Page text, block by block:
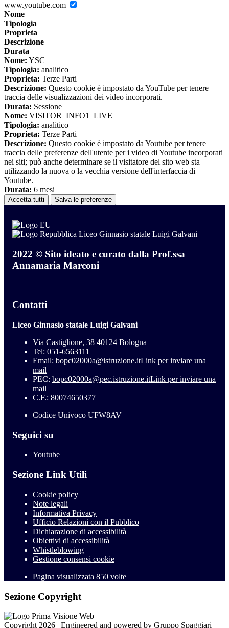
www.youtube.com
Nome
Tipologia
Proprieta
Descrizione
Durata
Nome: YSC
Tipologia: analitico
Proprieta: Terze Parti
Descrizione: Questo cookie è impostato da YouTube per tenere
traccia delle visualizzazioni dei video incorporati.
Durata: Sessione
Nome: VISITOR_INFO1_LIVE
Tipologia: analitico
Proprieta: Terze Parti
Descrizione: Questo cookie è impostato da Youtube per tenere
traccia delle preferenze dell'utente per i video di Youtube incorporati
nei siti; può anche determinare se il visitatore del sito web sta
utilizzando la nuova o la vecchia versione dell'interfaccia di
Youtube.
Durata: 6 mesi
Accetta tutti Salva le preferenze
Liceo Ginnasio statale Luigi Galvani
2022 © Sito ideato e curato dalla Prof.ssa
Annamaria Marconi
Contatti
Liceo Ginnasio statale Luigi Galvani
Via Castiglione, 38 40124 Bologna
Tel: 051-6563111
Email: bopc02000a@istruzione.itLink per inviare una
mail
PEC: bopc02000a@pec.istruzione.itLink per inviare una
mail
C.F.: 80074650377
Codice Univoco UFW8AV
Seguici su
Youtube
Sezione Link Utili
Cookie policy
Note legali
Informativa Privacy
Ufficio Relazioni con il Pubblico
Dichiarazione di accessibilità
Obiettivi di accessibilità
Whistleblowing
Gestione consensi cookie
Pagina visualizzata 850 volte
Sezione Copyright
Copyright 2026 | Engineered and powered by Gruppo Spaggiari